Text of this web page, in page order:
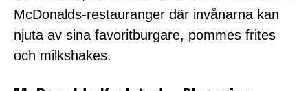
McDonalds-restauranger där invånarna kan
njuta av sina favoritburgare, pommes frites
och milkshakes.